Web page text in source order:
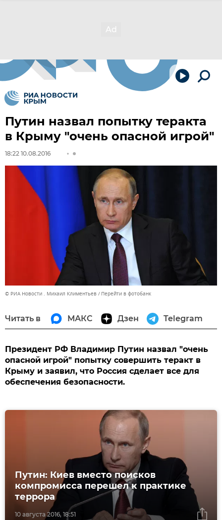
Путин назвал попытку теракта
в Крыму "очень опасной игрой"
18:22 10.08.2016
© РИА Новости . Михаил Климентьев Перейти в фотобанк
Читать в МАКС Дзен Telegram
Президент РФ Владимир Путин назвал "очень
опасной игрой" попытку совершить теракт в
Крыму и заявил, что Россия сделает все для
обеспечения безопасности.
10 августа 2016, 18:51
Путин: Киев вместо поисков
компромисса перешел к практике
террора